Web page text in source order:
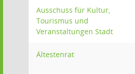
Ausschuss für Kultur,
Tourismus und
Veranstaltungen Stadt
Ältestenrat